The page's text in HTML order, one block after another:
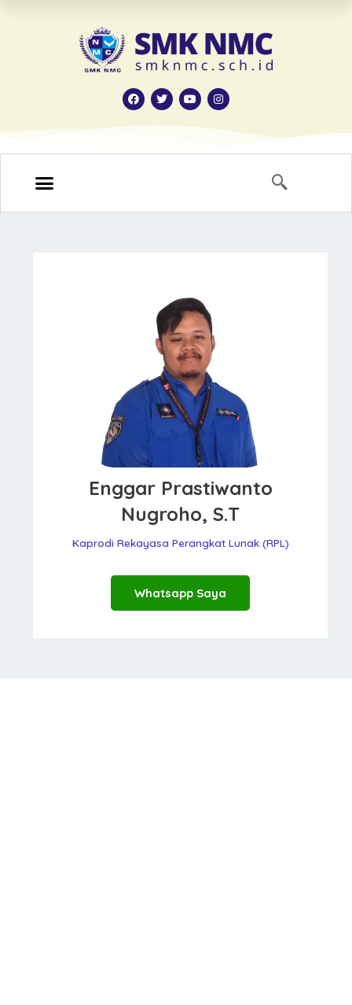
Enggar Prastiwanto
Nugroho, S.T
Kaprodi Rekayasa Perangkat Lunak (RPL)
Whatsapp Saya